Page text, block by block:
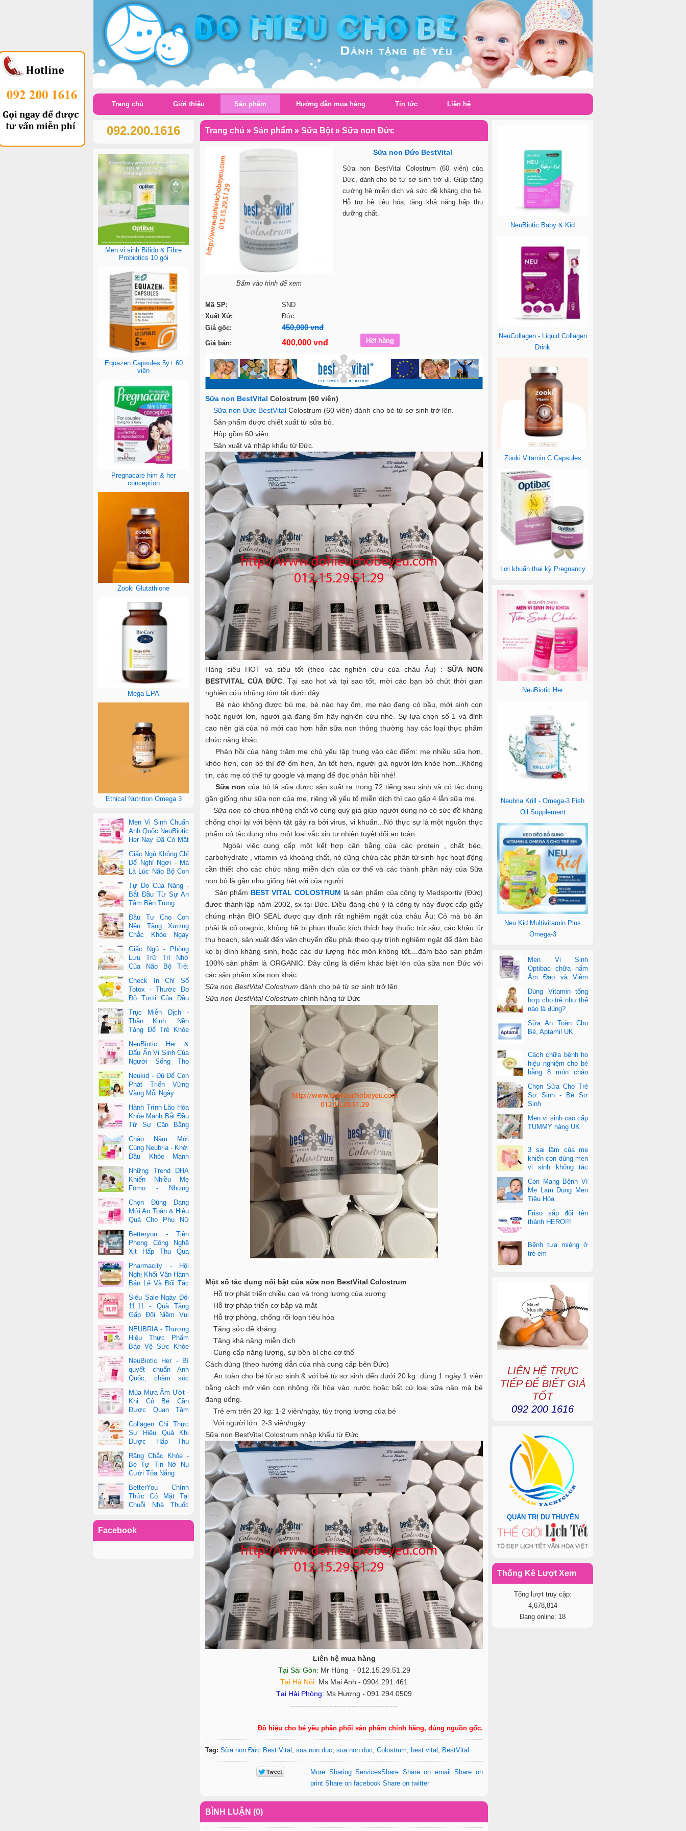
Sữa non Đức BestVital
Sữa non BestVital Colostrum (60 viên) của
Đức, dành cho bé từ sơ sinh trở đi. Giúp tăng
cường hệ miễn dịch và sức đề kháng cho bé.
Hỗ trợ hệ tiêu hóa, tăng khả năng hấp thu
dưỡng chất.
Bấm vào hình để xem
Mã SP:
SND
Xuất Xứ:
Đức
Giá gốc:
450,000 vnđ
Giá bán: 400,000 vnđ
Sữa non BestVital Colostrum (60 viên)
Sữa non Đức BestVital Colostrum (60 viên) dành cho bé từ sơ sinh trở lên.
Sản phẩm được chiết xuất từ sữa bò.
Hộp gồm 60 viên.
Sản xuất và nhập khẩu từ Đức.
Hàng siêu HOT và siêu tốt (theo các nghiên cứu của châu Âu) :SỮA NON
BESTVITAL CỦA ĐỨC. Tại sao hot và tại sao tốt, mời các bạn bỏ chút thời gian
nghiên cứu những tóm tắt dưới đây:
Bé nào không được bú mẹ, bé nào hay ốm, mẹ nào đang có bầu, mới sinh con
hoặc người lớn, người già đang ốm hãy nghiên cứu nhé. Sự lựa chọn số 1 và đỉnh
cao nên giá của nó mới cao hơn hẳn sữa non thông thường hay các loại thực phẩm
chức năng khác.
Phản hồi của hàng trăm mẹ chủ yếu tập trung vào các điểm: mẹ nhiều sữa hơn,
khỏe hơn, con bé thì đỡ ốm hơn, ăn tốt hơn, người già người lớn khỏe hơn...Không
tin, các mẹ có thể tự google và mạng để đọc phản hồi nhé!
Sữa non của bò là sữa được sản xuất ra trong 72 tiếng sau sinh và có tác dụng
gần giống như sữa non của mẹ, riêng về yếu tố miễn dịch thì cao gấp 4 lẫn sữa mẹ.
Sữa non có chứa những chất vô cùng quý giá giúp người dùng nó có sức đề kháng
chống chọi lại với bệnh tật gây ra bởi virus, vi khuẩn...Nó thực sự là một nguồn thực
phẩm có tác dụng như một loại vắc xin tự nhiên tuyệt đối an toàn.
Ngoài việc cung cấp một kết hợp cân bằng của các protein , chất béo,
carbohydrate , vitamin và khoáng chất, nó cũng chứa các phân tử sinh học hoạt động
cần thiết cho các chức năng miễn dịch của cơ thể và các thành phần này của Sữa
non bò là gần như giống hệt với của người.
Sản phẩm BEST VITAL COLOSTRUM là sản phẩm của công ty Medsportiv (Đức)
đươc thành lập năm 2002, sx tại Đức. Điều đáng chú ý là công ty này được cấp giấy
chứng nhận BIO SEAL được quy định rất nghiêm ngặt của châu Âu: Cỏ mà bò ăn
phải là cỏ oragnic, không hề bị phun thuốc kích thích hay thuốc trừ sâu, các khâu từ
thu hoach, sản xuất đến vận chuyển đều phải theo quy trình nghiêm ngặt để đảm bảo
ko bị dính kháng sinh, hoặc các dư lượng hóc môn không tốt....đảm bảo sản phẩm
100% sản phẩm là ORGANIC. Đây cũng là điểm khác biệt lớn của sữa non Đức với
các sản phẩm sữa non khác.
Sữa non BestVital Colostrum dành cho bé từ sơ sinh trở lên
Sữa non BestVital Colostrum chính hãng từ Đức
Một số tác dụng nổi bật của sữa non BestVital Colostrum
Hỗ trợ phát triển chiều cao và trọng lượng của xương
Hỗ trợ pháp triển cơ bắp và mắt
Hỗ trợ phòng, chống rối loạn tiêu hóa
Tăng sức đề kháng
Tăng khả năng miễn dịch
Cung cấp năng lượng, sự bền bỉ cho cơ thể
Cách dùng (theo hướng dẫn của nhà cung cấp bên Đức)
An toàn cho bé từ sơ sinh & với bé từ sơ sinh đến dưới 20 kg: dùng 1 ngày 1 viên
bằng cách mở viên con nhộng rồi hòa vào nước hoặc bất cứ loại sữa nào mà bé
đang uống.
Trẻ em trên 20 kg: 1-2 viên/ngày, tùy trọng lượng của bé
Với người lớn: 2-3 viên/ngày.
Sữa non BestVital Colostrum nhập khẩu từ Đức
Liên hệ mua hàng
Tại Sài Gòn: Mr Hùng - 012.15.29.51.29
Tại Hà Nội: Ms Mai Anh - 0904.291.461
Tại Hải Phòng: Ms Hương - 091.294.0509
------------------------------------------
Đồ hiệu cho bé yêu phân phối sản phẩm chính hãng, đúng nguồn gốc.
Tag: Sữa non Đức Best Vital sua non duc sua non duc Colostrum best vital BestVital
More Sharing ServicesShare Share on email
Share on
print Share on facebook Share on twitter
BÌNH LUẬN (0)
Trang chủ » Sản phẩm » Sữa Bột » Sữa non Đức
NeuBiotic Baby & Kid
NeuCollagen - Liquid Collagen
Drink
Zooki Vitamin C Capsules
Lợi khuẩn thai kỳ Pregnancy
NeuBiotic Her
Neubria Krill - Omega-3 Fish
Oil Supplement
Neu Kid Multivitamin Plus
Omega-3
Men Vi Sinh
Optibac chữa nấm
Âm Đạo và Viêm
Dùng Vitamin tổng
hợp cho trẻ như thế
nào là đúng?
Sữa An Toàn Cho
Bé, Aptamil UK
Cách chữa bệnh ho
hiệu nghiệm cho bé
bằng 8 món cháo
Chọn Sữa Cho Trẻ
Sơ Sinh - Bé Sơ
Sinh
Men vi sinh cao cấp
TUMMY hàng UK
3 sai lầm của mẹ
khiến con dùng men
vi sinh không tác
Con Mang Bệnh Vì
Mẹ Lạm Dụng Men
Tiêu Hóa
Friso sắp đổi tên
thành HERO!!!
Bệnh tưa miệng ở
trẻ em
LIÊN HỆ TRỰC
TIẾP ĐỂ BIẾT GIÁ
TỐT
092 200 1616
QUẢN TRỊ DU THUYỀN
Thống Kê Lượt Xem
Tổng lượt truy cập:
4,678,814
Đang online: 18
092.200.1616
Men vi sinh Bifido & Fibre
Probiotics 10 gói
Equazen Capsules 5y+ 60
viên
Pregnacare him & her
conception
Zooki Glutathione
Mega EPA
Ethical Nutrition Omega 3
Men Vi Sinh Chuẩn
Anh Quốc NeuBiotic
Her Nay Đã Có Mặt
Quốc
Giấc Ngủ Không Chỉ
Để Nghỉ Ngơi - Mà
Là Lúc Não Bộ Con
Tự Do Của Nàng -
Bắt Đầu Từ Sự An
Tâm Bên Trong
Đầu Tư Cho Con
Nền Tảng Xương
Chắc Khỏe Ngay
Giấc Ngủ - Phòng
Lưu Trữ Trí Nhớ
Của Não Bộ Trẻ:
Của DHA Và Vi ChấtCheck In Chỉ Số
Totox - Thước Đo
Độ Tươi Của Dầu
Cá Cao Cấp
Trục Miễn Dịch -
Thần Kinh: Nền
Tảng Để Trẻ Khỏe
Vượt Trội
NeuBiotic Her &
Dấu Ấn Vi Sinh Của
Người Sống Thọ
Một Cuộc Sống Khỏe Dài Lâu
Neukid - Đủ Để Con
Phát Triển Vững
Vàng Mỗi Ngày
Hành Trình Lão Hóa
Khỏe Mạnh Bắt Đầu
Từ Sự Cân Bằng
Chào Năm Mới
Cùng Neubria - Khởi
Đầu Khỏe Mạnh
Những Trend DHA
Khiến Nhiều Mẹ
Fomo - Nhưng
Cũng ĐúngChọn Đúng Dạng
Mới An Toàn & Hiệu
Quả Cho Phụ Nữ
Betteryou - Tiên
Phong Công Nghệ
Xịt Hấp Thu Qua
(Intra-Oral Spray)Pharmacity - Hội
Nghị Khối Vận Hành
Bán Lẻ Và Đối Tác
Siêu Sale Ngày Đôi
11.11 - Quà Tặng
Gấp Đôi Niềm Vui
Betteryou
NEUBRIA - Thương
Hiệu Thực Phẩm
Bảo Vệ Sức Khỏe
Anh Quốc
NeuBiotic Her - Bí
quyết chuẩn Anh
Quốc, chăm sóc
toàn diện sức khỏe
phụ nữ hiện đạiMùa Mưa Ẩm Ướt -
Khi Cô Bé Cần
Được Quan Tâm
Collagen Chỉ Thực
Sự Hiệu Quả Khi
Được Hấp Thu
Đúng Cách - Và
Zooki Chính Là Chìa Khóa
Răng Chắc Khỏe -
Bé Tự Tin Nở Nụ
Cười Tỏa Nắng
BetterYou Chính
Thức Có Mặt Tại
Chuỗi Nhà Thuốc
Facebook
Trang chủ Giới thiệu Sản phẩm Hướng dẫn mua hàng Tin tức Liên hệ